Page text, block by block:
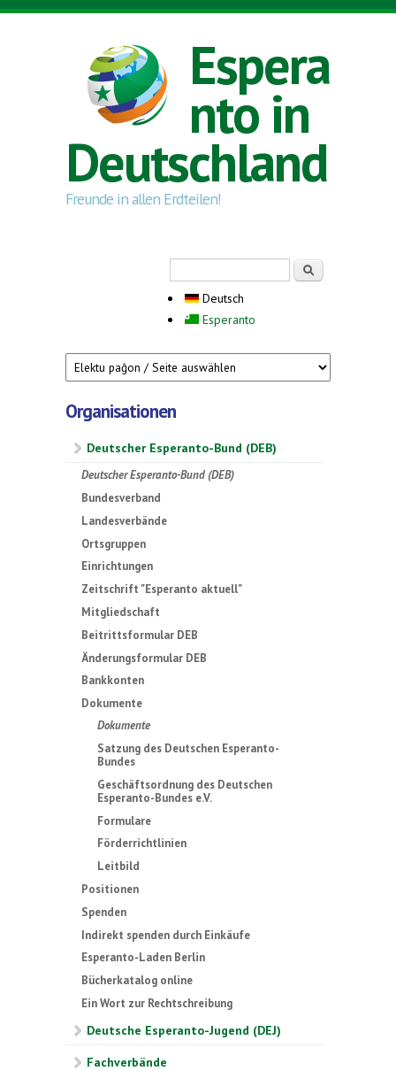
Direkt zum Inhalt
Espera
nto in
Deutschland
Freunde in allen Erdteilen!
Deutsch
Esperanto
Organisationen
Deutscher Esperanto-Bund (DEB)
Deutscher Esperanto-Bund (DEB)
Bundesverband
Landesverbände
Ortsgruppen
Einrichtungen
Zeitschrift "Esperanto aktuell"
Mitgliedschaft
Beitrittsformular DEB
Änderungsformular DEB
Bankkonten
Dokumente
Dokumente
Satzung des Deutschen Esperanto-
Bundes
Geschäftsordnung des Deutschen
Esperanto-Bundes e.V.
Formulare
Förderrichtlinien
Leitbild
Positionen
Spenden
Indirekt spenden durch Einkäufe
Esperanto-Laden Berlin
Bücherkatalog online
Ein Wort zur Rechtschreibung
Deutsche Esperanto-Jugend (DEJ)
Fachverbände